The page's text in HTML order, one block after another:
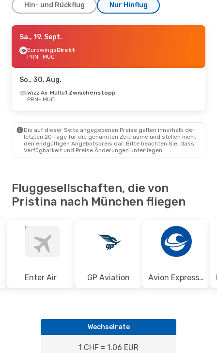
Hin- und Rückflug Nur Hinflug
Sa., 3. Okt.- Mi., 7. Okt.
EurowingsDirekt
PRN- MUC
MUC- PRN
Do., 17. Sept.- Do., 24. Sept.
MUC
- PRN
Sa., 19. Sept.
EurowingsDirekt
PRN- MUC
So., 30. Aug.
Wizz Air Malta1 Zwischenstopp
PRN- MUC
Die auf dieser Seite angegebenen Preise galten innerhalb der
letzten 20 Tage für die genannten Zeiträume und stellen nicht
den endgültigen Angebotspreis dar. Bitte beachten Sie, dass
Verfügbarkeit und Preise Änderungen unterliegen.
Fluggesellschaften, die von
Pristina nach München fliegen
Enter Air GP Aviation Avion Express Malta
Wechselrate
1 CHF = 1.06 EUR